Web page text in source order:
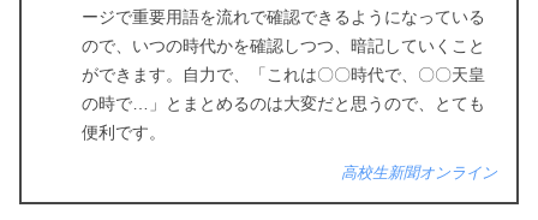
ージで重要用語を流れで確認できるようになっている
ので、いつの時代かを確認しつつ、暗記していくこと
ができます。自力で、「これは〇〇時代で、〇〇天皇
の時で…」とまとめるのは大変だと思うので、とても
便利です。
高校生新聞オンライン